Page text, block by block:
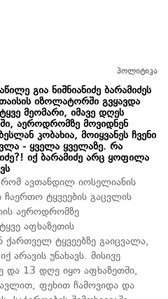
პოლიტიკა
გია ნიშნიანიძე ბარამიძეს
იზოლატორში გვყავდა
მეომარი, იმავე დღეს
აეროდრომზე მოვიდნენ
კობახია, მოიყვანეს ჩვენი
- ყველა ყველაზე. რა
იქ ბარამიძე არც ყოფილა
რომ ავთანდილ იოსელიანის
ტყვეების გაცვლის
აეროდრომზე
აფხაზეთის
ტყვეებზე გაიცვალა,
არავის უნახავს. მისივე
და 13 დღე იყო აფხაზეთში,
ფეხით ჩამოვიდა და